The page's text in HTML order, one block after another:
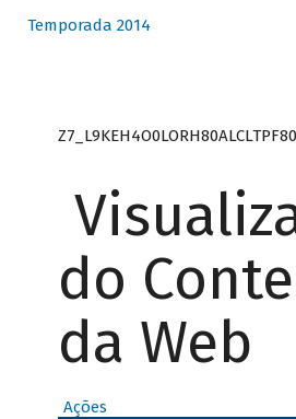
Temporada 2014
do
da Web
Ações